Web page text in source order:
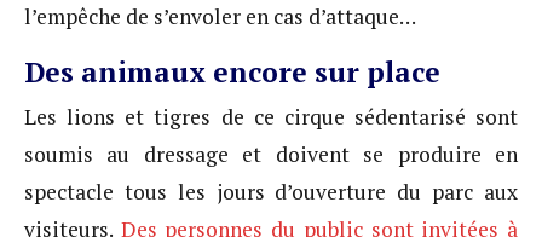
l’empêche de s’envoler en cas d’attaque…
Des animaux encore sur place
Les lions et tigres de ce cirque sédentarisé sont
soumis au dressage et doivent se produire en
spectacle tous les jours d’ouverture du parc aux
visiteurs. Des personnes du public sont invitées à